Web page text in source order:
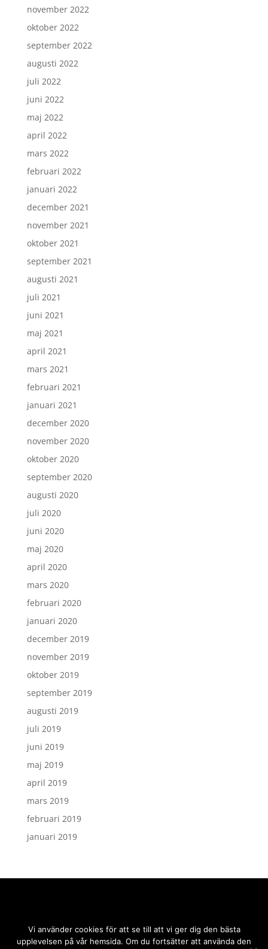
november 2022
oktober 2022
september 2022
augusti 2022
juli 2022
juni 2022
maj 2022
april 2022
mars 2022
februari 2022
januari 2022
december 2021
november 2021
oktober 2021
september 2021
augusti 2021
juli 2021
juni 2021
maj 2021
april 2021
mars 2021
februari 2021
januari 2021
december 2020
november 2020
oktober 2020
september 2020
augusti 2020
juli 2020
juni 2020
maj 2020
april 2020
mars 2020
februari 2020
januari 2020
december 2019
november 2019
oktober 2019
september 2019
augusti 2019
juli 2019
juni 2019
maj 2019
april 2019
mars 2019
februari 2019
januari 2019
Vi använder cookies för att se till att vi ger dig den bästa
upplevelsen på vår hemsida. Om du fortsätter att använda den